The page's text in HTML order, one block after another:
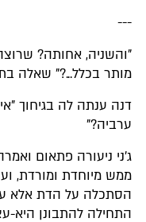
---
"והשניה, אחותה?
מותר בכלל...?" שאלה
דנה ענתה לה בגיחוך
ערביה?"
ג'ני ניעורה פתאום
ממש מיוחדת ומורדת,
הסתכלה על הדת אלא
התחילה להתבונן היא-